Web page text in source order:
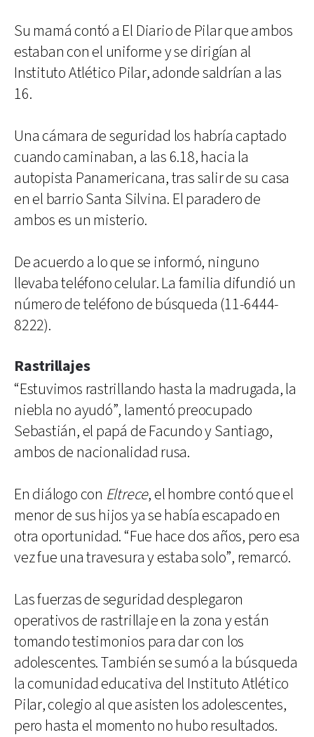
Su mamá contó a El Diario de Pilar que ambos
estaban con el uniforme y se dirigían al
Instituto Atlético Pilar, adonde saldrían a las
16.
Una cámara de seguridad los habría captado
cuando caminaban, a las 6.18, hacia la
autopista Panamericana, tras salir de su casa
en el barrio Santa Silvina. El paradero de
ambos es un misterio.
De acuerdo a lo que se informó, ninguno
llevaba teléfono celular. La familia difundió un
número de teléfono de búsqueda (11-6444-
8222).
Rastrillajes
“Estuvimos rastrillando hasta la madrugada, la
niebla no ayudó”, lamentó preocupado
Sebastián, el papá de Facundo y Santiago,
ambos de nacionalidad rusa.
En diálogo con Eltrece, el hombre contó que el
menor de sus hijos ya se había escapado en
otra oportunidad. “Fue hace dos años, pero esa
vez fue una travesura y estaba solo”, remarcó.
Las fuerzas de seguridad desplegaron
operativos de rastrillaje en la zona y están
tomando testimonios para dar con los
adolescentes. También se sumó a la búsqueda
la comunidad educativa del Instituto Atlético
Pilar, colegio al que asisten los adolescentes,
pero hasta el momento no hubo resultados.